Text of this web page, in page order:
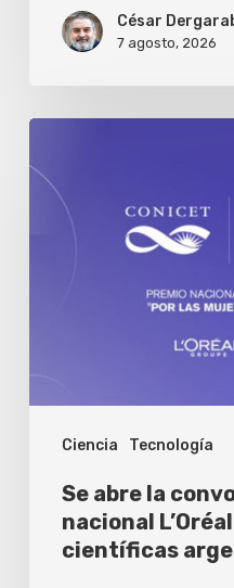
César
7 agosto, 2026
Ciencia Tecnología
abre
convocatoria
UNESCO
para
científicas
argentinas
Se abre la
nacional
científicas